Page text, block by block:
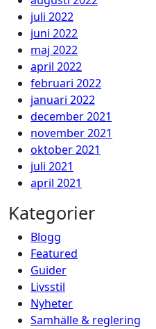
juli 2022
juni 2022
maj 2022
april 2022
februari 2022
januari 2022
december 2021
november 2021
oktober 2021
juli 2021
april 2021
Kategorier
Blogg
Featured
Guider
Livsstil
Nyheter
Samhälle & reglering